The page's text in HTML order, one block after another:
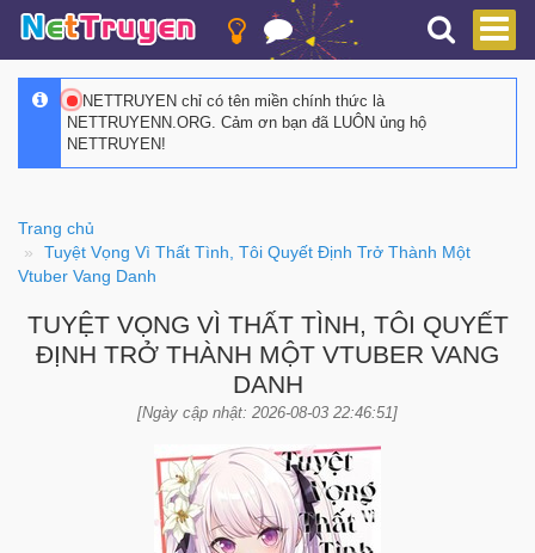
NETTRUYEN chỉ có tên miền chính thức là
NETTRUYENN.ORG. Cảm ơn bạn đã LUÔN ủng hộ
NETTRUYEN!
Trang chủ
Tuyệt Vọng Vì Thất Tình, Tôi Quyết Định Trở Thành Một
Vtuber Vang Danh
TUYỆT VỌNG VÌ THẤT TÌNH, TÔI QUYẾT
ĐỊNH TRỞ THÀNH MỘT VTUBER VANG
DANH
[Ngày cập nhật: 2026-08-03 22:46:51]